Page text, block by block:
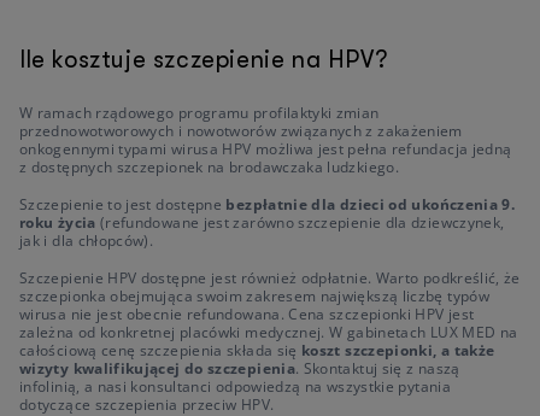
Ile kosztuje szczepienie na HPV?
W ramach rządowego programu profilaktyki zmian
przednowotworowych i nowotworów związanych z zakażeniem
onkogennymi typami wirusa HPV możliwa jest pełna refundacja jedną
z dostępnych szczepionek na brodawczaka ludzkiego.
Szczepienie to jest dostępne bezpłatnie dla dzieci od ukończenia 9.
roku życia (refundowane jest zarówno szczepienie dla dziewczynek,
jak i dla chłopców).
Szczepienie HPV dostępne jest również odpłatnie. Warto podkreślić, że
szczepionka obejmująca swoim zakresem największą liczbę typów
wirusa nie jest obecnie refundowana. Cena szczepionki HPV jest
zależna od konkretnej placówki medycznej. W gabinetach LUX MED na
całościową cenę szczepienia składa się koszt szczepionki, a także
wizyty kwalifikującej do szczepienia. Skontaktuj się z naszą
infolinią, a nasi konsultanci odpowiedzą na wszystkie pytania
dotyczące szczepienia przeciw HPV.